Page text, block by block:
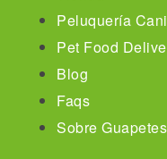
Peluquería
Pet Food
Blog
Faqs
Sobre Guapetes